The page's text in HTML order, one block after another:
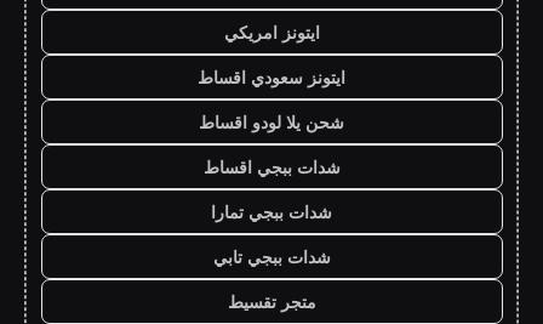
ايتونز امريكي
ايتونز سعودي اقساط
شحن يلا لودو اقساط
شدات ببجي اقساط
شدات ببجي تمارا
شدات ببجي تابي
متجر تقسيط